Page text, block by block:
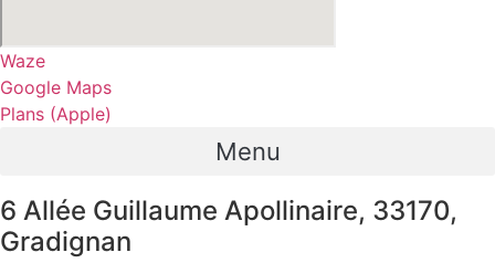
Waze
Google Maps
Plans (Apple)
Menu
6 Allée Guillaume Apollinaire, 33170,
Gradignan